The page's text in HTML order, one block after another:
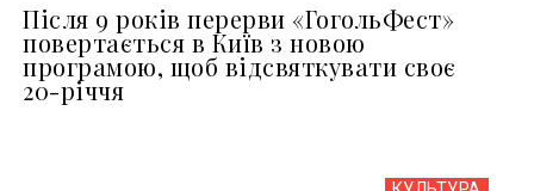
Після 9 років перерви «ГогольФест»
повертається в Київ з новою
програмою, щоб відсвяткувати своє
20-річчя